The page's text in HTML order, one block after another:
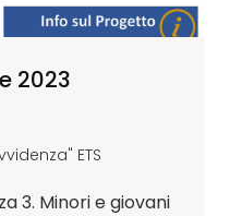
2023
ETS
3. Minori e giovani